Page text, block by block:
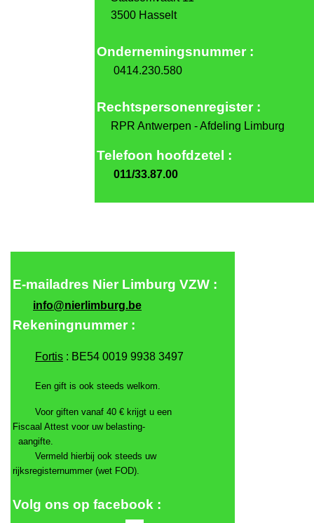
3500 Hasselt
Ondernemingsnummer :
0414.230.580
Rechtspersonenregister :
RPR Antwerpen - Afdeling Limburg
Telefoon hoofdzetel :
011/33.87.00
E-mailadres Nier Limburg VZW :
info@nierlimburg.be
Rekeningnummer :
Fortis : BE54 0019 9938 3497
Een gift is ook steeds welkom.
Voor giften vanaf 40 € krijgt u een
Fiscaal Attest voor uw belasting-
aangifte.
Vermeld hierbij ook steeds uw
rijksregisternummer (wet FOD).
Volg ons op facebook :